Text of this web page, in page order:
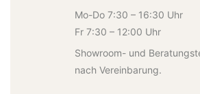
Mo-Do 7:30 – 16:30 Uhr
Fr 7:30 – 12:00 Uhr
Showroom- und
nach Vereinbarung.